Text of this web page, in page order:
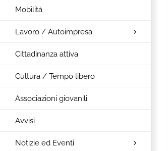
Mobilità
Lavoro / Autoimpresa
Cittadinanza attiva
Cultura / Tempo libero
Associazioni giovanili
Avvisi
Notizie ed Eventi